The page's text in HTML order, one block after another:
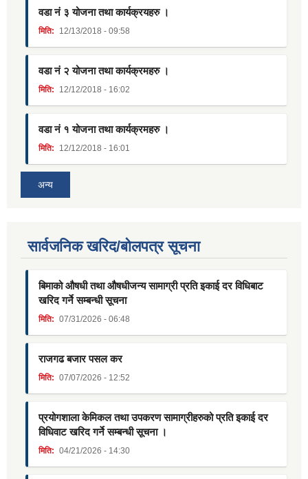
वडा नं ३ योजना तथा कार्यक्रयहरु ।
मिति: 12/13/2018 - 09:58
वडा नं २ योजना तथा कार्यक्रमहरु ।
मिति: 12/12/2018 - 16:02
वडा नं १ योजना तथा कार्यक्रमहरु ।
मिति: 12/12/2018 - 16:01
अन्य
सार्वजनिक खरिद/बोलपत्र सूचना
बिमाको औषधी तथा औषधीजन्य सामाग्री प्रति इकाई दर विधिबाट
खरिद गर्ने सम्बन्धी सूचना
मिति: 07/31/2026 - 06:48
राजगढ बजार पसल कर
मिति: 07/07/2026 - 12:52
प्रयोगशाला केमिकल तथा उपकरण सामाग्रीहरुको प्रति इकाई दर
विधिवाट खरिद गर्ने सम्बन्धी सूचना ।
मिति: 04/21/2026 - 14:30